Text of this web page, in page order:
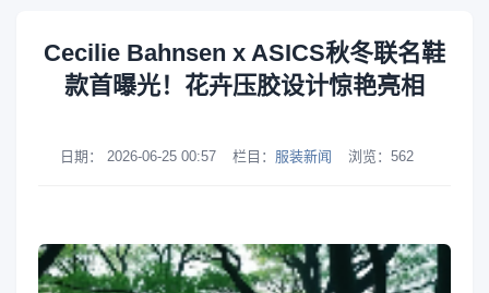
Cecilie Bahnsen x ASICS秋冬联名鞋
款首曝光！花卉压胶设计惊艳亮相
日期： 2026-06-25 00:57 栏目： 服装新闻 浏览： 562